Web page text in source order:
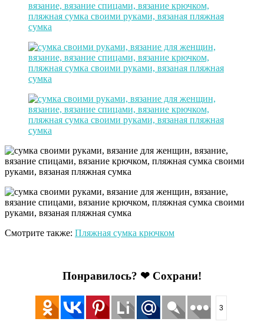
Смотрите также: Пляжная сумка крючком
Понравилось? ❤ Сохрани!
3